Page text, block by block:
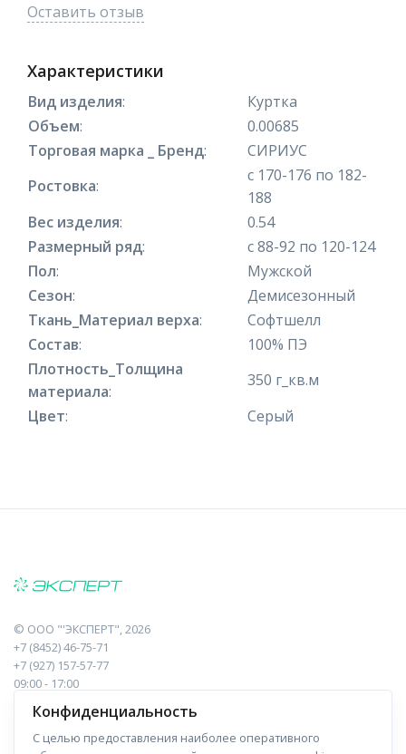
Оставить отзыв
Характеристики
Вид изделия:
Куртка
Объем:
0.00685
Торговая марка _ Бренд:
СИРИУС
Ростовка:
с 170-176 по 182-
188
Вес изделия:
0.54
Размерный ряд:
с 88-92 по 120-124
Пол:
Мужской
Сезон:
Демисезонный
Ткань_Материал верха:
Софтшелл
Состав:
100% ПЭ
Плотность_Толщина
материала:
350 г_кв.м
Цвет: Серый
© ООО "'ЭКСПЕРТ", 2026
+7 (8452) 46-75-71
+7 (927) 157-57-77
09:00 - 17:00
410017, Саратов, Пугачева, 10 к1, оф.23
Навигация Информация
Конфиденциальность
С целью предоставления наиболее оперативного